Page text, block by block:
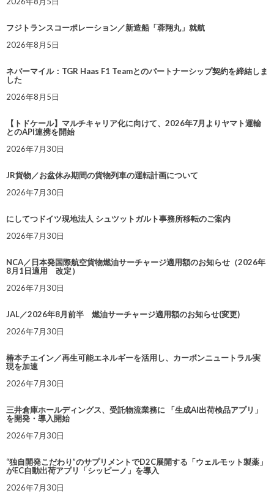
フジトランスコーポレーション／新造船「蓉翔丸」就航
2026年8月5日
ネバーマイル：TGR Haas F1 Teamとのパートナーシップ契約を締結しま
した
2026年8月5日
【トドケール】マルチキャリア化に向けて、2026年7月よりヤマト運輸
とのAPI連携を開始
2026年7月30日
JR貨物／お盆休み期間の貨物列車の運転計画について
2026年7月30日
にしてつドイツ現地法人 シュツットガルト事務所移転のご案内
2026年7月30日
NCA／日本発国際航空貨物燃油サーチャージ適用額のお知らせ（2026年
8月1日適用 改定）
2026年7月30日
JAL／2026年8月前半 燃油サーチャージ適用額のお知らせ(変更)
2026年7月30日
椿本チエイン／再生可能エネルギーを活用し、カーボンニュートラル実
現を加速
2026年7月30日
三井倉庫ホールディングス、受託物流業務に 「生成AI出荷検品アプリ」
を開発・導入開始
2026年7月30日
“独自開発こだわり”のサプリメントでD2C展開する「ウェルモット製薬」
がEC自動出荷アプリ「シッピーノ」を導入
2026年7月30日